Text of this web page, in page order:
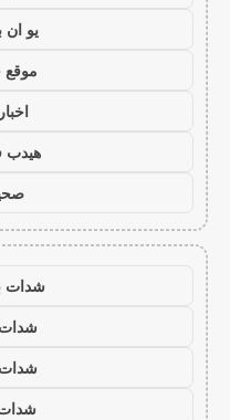
يو ان
موقع
اخبار 24 ساعة
هيدب
شدات
شدات
شدات